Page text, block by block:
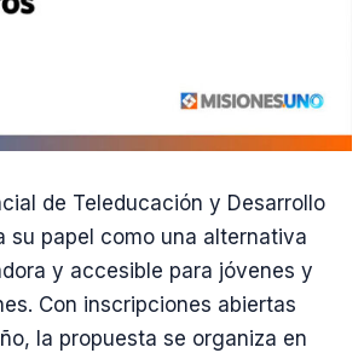
de Teleducación y Desarrollo
su papel como una alternativa
y accesible para jóvenes y
Con inscripciones abiertas
la propuesta se organiza en